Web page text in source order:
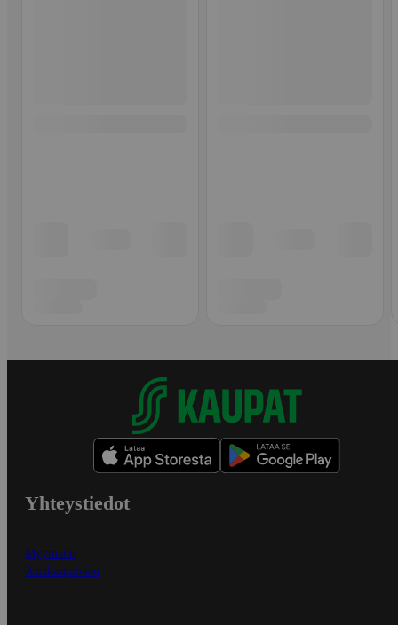
Yhteystiedot
Myymälät
Asiakaspalvelu